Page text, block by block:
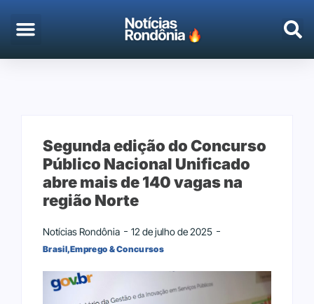
Segunda edição do Concurso
Público Nacional Unificado
abre mais de 140 vagas na
região Norte
Notícias Rondônia 12 de julho de 2025
Brasil,Emprego & Concursos